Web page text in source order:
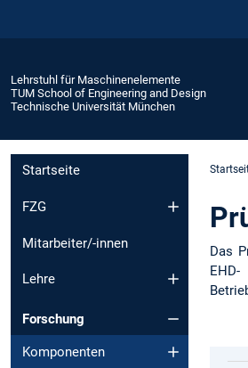
Lehrstuhl für Maschinenelemente
TUM School of Engineering and Design
Technische Universität München
Startseite
FZG
Mitarbeiter/-innen
Lehre
Forschung
Komponenten
Das